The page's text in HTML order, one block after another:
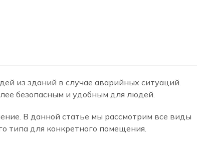
из зданий в случае аварийных ситуаций.
безопасным и удобным для людей.
В данной статье мы рассмотрим все виды
типа для конкретного помещения.